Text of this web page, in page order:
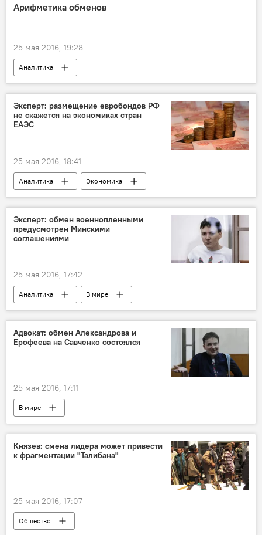
Арифметика обменов
25 мая 2016, 19:28
Аналитика
Эксперт: размещение евробондов РФ
не скажется на экономиках стран
ЕАЭС
25 мая 2016, 18:41
Аналитика Экономика
Эксперт: обмен военнопленными
предусмотрен Минскими
соглашениями
25 мая 2016, 17:42
Аналитика В мире
Адвокат: обмен Александрова и
Ерофеева на Савченко состоялся
25 мая 2016, 17:11
В мире
Князев: смена лидера может привести
к фрагментации "Талибана"
25 мая 2016, 17:07
Общество